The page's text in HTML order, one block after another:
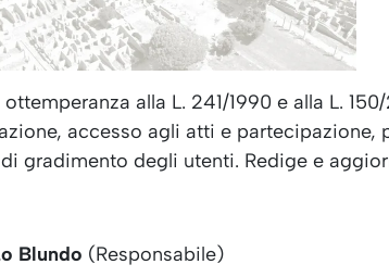
ottemperanza alla L. 241/1990 e alla L.
accesso agli atti e
gradimento degli utenti. Redige e
Blundo (Responsabile)